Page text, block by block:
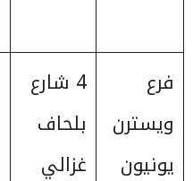
فرع
ويسترن
يونيون
4 شارع
بلحاف
غزالي